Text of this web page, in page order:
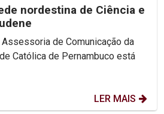
nordestina de Ciência e
de Comunicação da
LER MAIS